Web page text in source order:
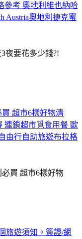
參考 奧地利維也納哈
Austria奧地利捷克蜜
買 超市6樣好物清
連鎖超市覓食用餐 歐
由行自助旅遊布拉格
旅遊須知。簽證/網